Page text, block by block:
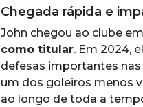
Chegada rápida e
John chegou ao clube
como titular. Em 2024,
defesas importantes nas
um dos goleiros menos
ao longo de toda a